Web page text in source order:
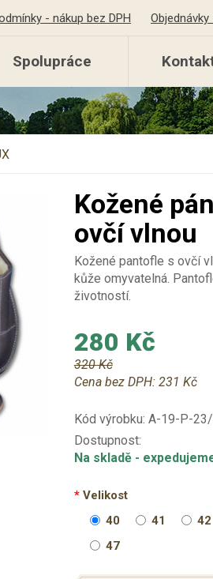
- nákup bez DPH
Spolupráce
Kožené
ovčí vlnou
Kožené pantofle s ovčí
kůže omyvatelná.
životností.
280 Kč
320 Kč
Cena bez DPH: 231 Kč
Kód výrobku: A-19-P-
Dostupnost:
Na skladě -
Velikost
40
41 42
47